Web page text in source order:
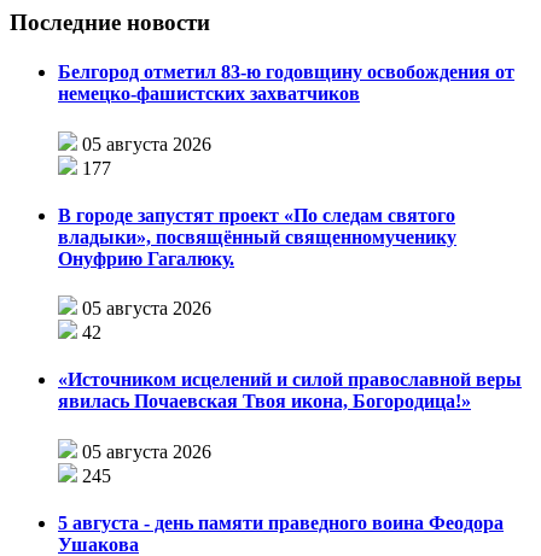
Последние новости
Белгород отметил 83-ю годовщину освобождения от
немецко-фашистских захватчиков
05 августа 2026
177
В городе запустят проект «По следам святого
владыки», посвящённый священномученику
Онуфрию Гагалюку.
05 августа 2026
42
«Источником исцелений и силой православной веры
явилась Почаевская Твоя икона, Богородица!»
05 августа 2026
245
5 августа - день памяти праведного воина Феодора
Ушакова